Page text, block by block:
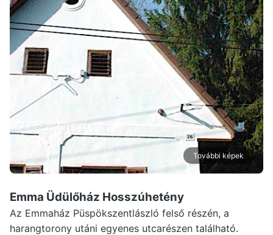
További képek
Emma Üdülőház Hosszúhetény
Az Emmaház Püspökszentlászló felső részén, a
harangtorony utáni egyenes utcarészen található.